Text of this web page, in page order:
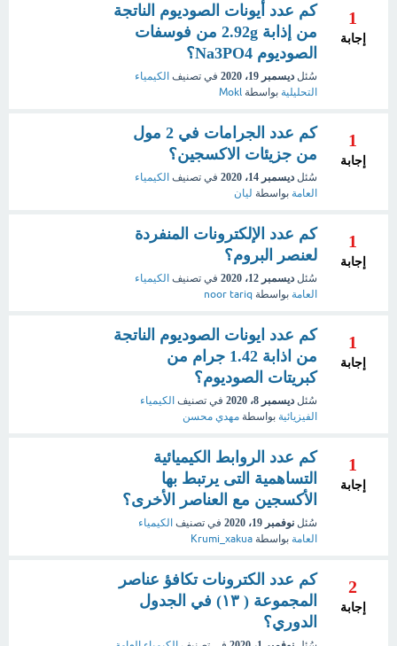
1
إجابة
كم عدد أيونات الصوديوم الناتجة
من إذابة 2.92g من فوسفات
الصوديوم Na3PO4؟
سُئل ديسمبر 19، 2020 في تصنيف الكيمياء
التحليلية بواسطة Mokl
1
إجابة
كم عدد الجرامات في 2 مول
من جزيئات الاكسجين؟
سُئل ديسمبر 14، 2020 في تصنيف الكيمياء
العامة بواسطة ليان
1
إجابة
كم عدد الإلكترونات المنفردة
لعنصر البروم؟
سُئل ديسمبر 12، 2020 في تصنيف الكيمياء
العامة بواسطة noor tariq
1
إجابة
كم عدد ايونات الصوديوم الناتجة
من اذابة 1.42 جرام من
كبريتات الصوديوم؟
سُئل ديسمبر 8، 2020 في تصنيف الكيمياء
الفيزيائية بواسطة مهدي محسن
1
إجابة
كم عدد الروابط الكيميائية
التساهمية التى يرتبط بها
الأكسجين مع العناصر الأخرى؟
سُئل نوفمبر 19، 2020 في تصنيف الكيمياء
العامة بواسطة Krumi_xakua
2
إجابة
كم عدد الكترونات تكافؤ عناصر
المجموعة ( ١٣) في الجدول
الدوري؟